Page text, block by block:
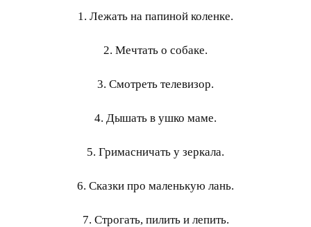
1. Лежать на папиной коленке.
2. Мечтать о собаке.
3. Смотреть телевизор.
4. Дышать в ушко маме.
5. Гримасничать у зеркала.
6. Сказки про маленькую лань.
7. Строгать, пилить и лепить.